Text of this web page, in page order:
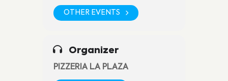
OTHER EVENTS
Organizer
PIZZERIA LA PLAZA